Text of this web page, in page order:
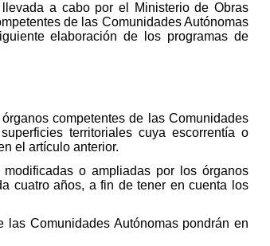
a cabo por el Ministerio de Obras
de las Comunidades Autónomas
elaboración de los programas de
competentes de las Comunidades
territoriales cuya escorrentía o
el artículo anterior.
o ampliadas por los órganos
cuatro años, a fin de tener en cuenta los
Comunidades Autónomas pondrán en